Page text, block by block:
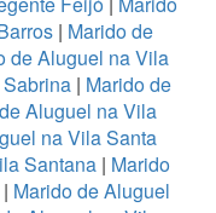
| Marido de
de Aluguel na Vila
| Marido de
Aluguel na Vila
na Vila Santa
Santana| Marido
Marido de Aluguel